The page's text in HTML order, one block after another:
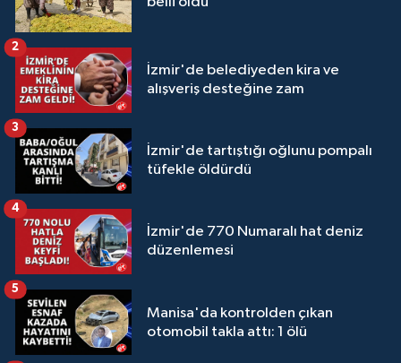
İzmir'de belediyeden kira ve
alışveriş desteğine zam
2
İzmir'de tartıştığı oğlunu pompalı
tüfekle öldürdü
3
İzmir'de 770 Numaralı hat deniz
düzenlemesi
4
Manisa'da kontrolden çıkan
otomobil takla attı: 1 ölü
5